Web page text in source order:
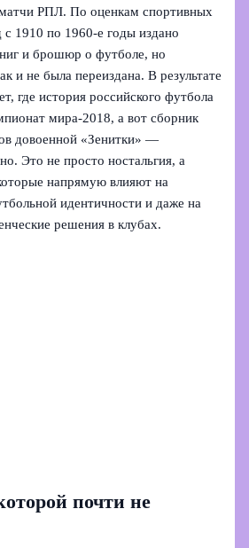
РПЛ. По оценкам спортивных
с 1910 по 1960‑е годы издано
и брошюр о футболе, но
и не была переиздана. В результате
где история российского футбола
мира‑2018, а вот сборник
довоенной «Зенитки» —
Это не просто ностальгия, а
напрямую влияют на
идентичности и даже на
решения в клубах.
почти не